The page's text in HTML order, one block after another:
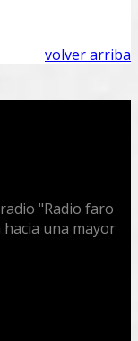
volver arriba
"Radio faro
una mayor